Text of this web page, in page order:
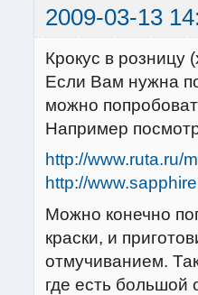
2009-03-13
Крокус в розницу
Если Вам нужна
можно
Например
http://www.ruta.ru/
http://
Можно конечно
краски, и
отмучиванием.
где есть большой